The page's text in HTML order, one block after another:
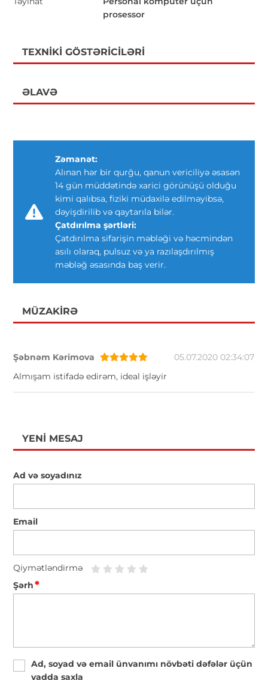
prosessor
TEXNIKI GÖSTƏRICILƏRI
ƏLAVƏ
Zəmanət:
Alınan hər bir qurğu, qanun vericiliyə əsasən
14 gün müddətində xarici görünüşü olduğu
kimi qalıbsa, fiziki müdaxilə edilməyibsə,
dəyişdirilib və qaytarıla bilər.
Çatdırılma şərtləri:
Çatdırılma sifarişin məbləği və həcmindən
asılı olaraq, pulsuz və ya razılaşdırılmış
məbləğ əsasında baş verir.
MÜZAKIRƏ
Şəbnəm Kərimova
05.07.2020 02:34:07
Almışam istifadə edirəm, ideal işləyir
YENI MESAJ
Ad və soyadınız
Email
Qiymətləndirmə
Şərh*
Ad, soyad və email ünvanımı növbəti dəfələr üçün
yadda saxla